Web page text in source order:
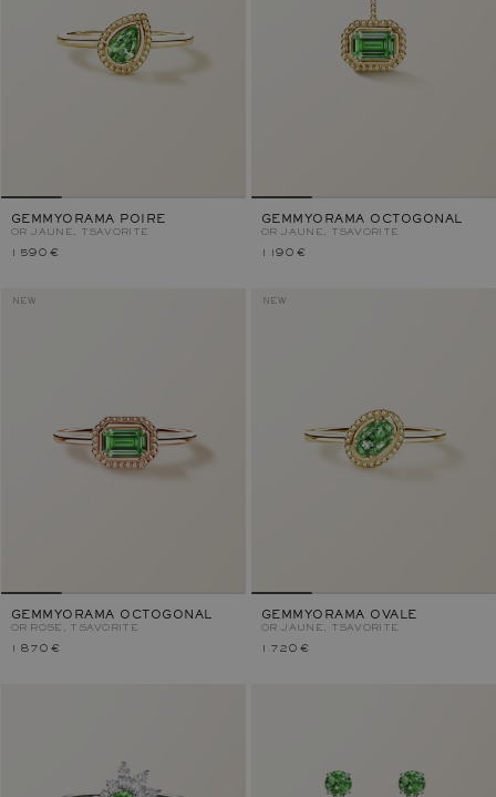
GEMMYORAMA POIRE
OR JAUNE, TSAVORITE
1 590 €
GEMMYORAMA OCTOGONAL
OR JAUNE, TSAVORITE
1 190 €
NEW
GEMMYORAMA OCTOGONAL
OR ROSE, TSAVORITE
1 870 €
NEW
GEMMYORAMA OVALE
OR JAUNE, TSAVORITE
1 720 €